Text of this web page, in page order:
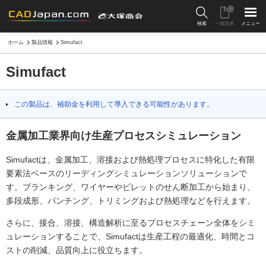
検索 一括請求
0
メニュー
ホーム 製品情報 Simufact
Simufact
この製品は、補助金を利用して導入できる可能性があります。
金属加工業界向け生産プロセスシミュレーション
Simufactは、金属加工、溶接および熱処理プロセスに特化した有限
要素法ベースのリーディングシミュレーションソリューションで
す。ブランキング、ワイヤーやビレットのせん断加工から始まり、
多段成形、パンチング、トリミングおよび熱処理などを行えます。
さらに、接合、溶接、構造解析に至るプロセスチェーン全体をシミ
ュレーションすることで、Simufactは生産工程の最適化、時間とコ
ストの削減、品質向上に役立ちます。